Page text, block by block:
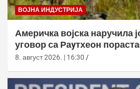
ВОЈНА ИНДУСТРИЈА
Америчка војска наручила
уговор са Раyтхеон
милиона долара
8. август 2026. | 16:30